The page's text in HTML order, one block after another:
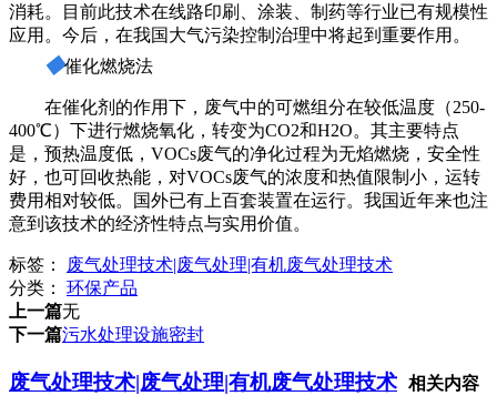
消耗。目前此技术在线路印刷、涂装、制药等行业已有规模性
应用。今后，在我国大气污染控制治理中将起到重要作用。
◆催化燃烧法
在催化剂的作用下，废气中的可燃组分在较低温度（250-
400℃）下进行燃烧氧化，转变为CO2和H2O。其主要特点
是，预热温度低，VOCs废气的净化过程为无焰燃烧，安全性
好，也可回收热能，对VOCs废气的浓度和热值限制小，运转
费用相对较低。国外已有上百套装置在运行。我国近年来也注
意到该技术的经济性特点与实用价值。
标签： 废气处理技术|废气处理|有机废气处理技术
分类： 环保产品
上一篇无
下一篇污水处理设施密封
废气处理技术|废气处理|有机废气处理技术 相关内容